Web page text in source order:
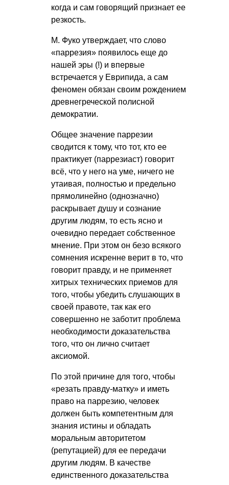
когда и сам говорящий признает ее
резкость.
М. Фуко утверждает, что слово
«паррезия» появилось еще до
нашей эры (!) и впервые
встречается у Еврипида, а сам
феномен обязан своим рождением
древнегреческой полисной
демократии.
Общее значение паррезии
сводится к тому, что тот, кто ее
практикует (паррезиаст) говорит
всё, что у него на уме, ничего не
утаивая, полностью и предельно
прямолинейно (однозначно)
раскрывает душу и сознание
другим людям, то есть ясно и
очевидно передает собственное
мнение. При этом он безо всякого
сомнения искренне верит в то, что
говорит правду, и не применяет
хитрых технических приемов для
того, чтобы убедить слушающих в
своей правоте, так как его
совершенно не заботит проблема
необходимости доказательства
того, что он лично считает
аксиомой.
По этой причине для того, чтобы
«резать правду-матку» и иметь
право на паррезию, человек
должен быть компетентным для
знания истины и обладать
моральным авторитетом
(репутацией) для ее передачи
другим людям. В качестве
единственного доказательства